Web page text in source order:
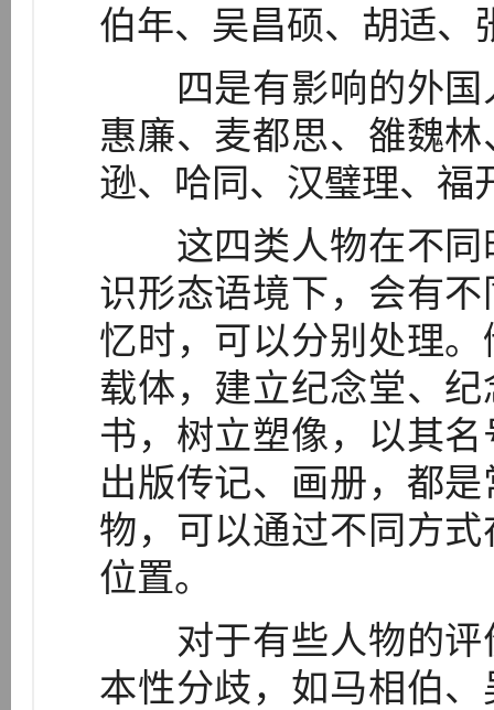
伯年、吴昌硕、胡适、
四是有影响的外国
惠廉、麦都思、雒魏
逊、哈同、汉璧理、福
这四类人物在不同
识形态语境下，会有
忆时，可以分别处理
载体，建立纪念堂、
书，树立塑像，以其
出版传记、画册，都
物，可以通过不同方
位置。
对于有些人物的评
本性分歧，如马相伯